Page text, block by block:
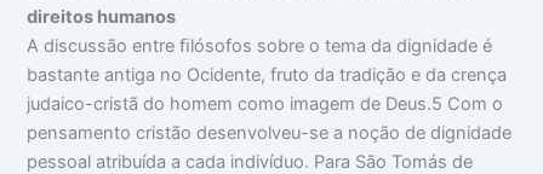
direitos humanos
A discussão entre ﬁlósofos sobre o tema da dignidade é
bastante antiga no Ocidente, fruto da tradição e da crença
judaico-cristã do homem como imagem de Deus.5 Com o
pensamento cristão desenvolveu-se a noção de dignidade
pessoal atribuída a cada indivíduo. Para São Tomás de